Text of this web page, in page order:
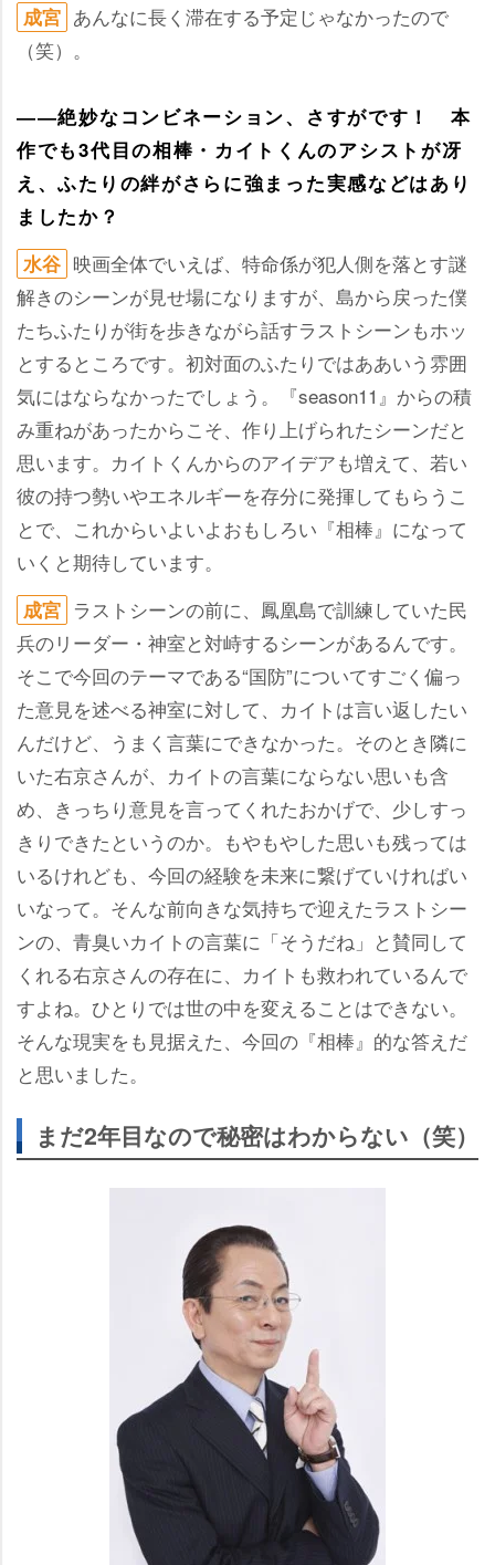
成宮 あんなに長く滞在する予定じゃなかったので
（笑）。
――絶妙なコンビネーション、さすがです！ 本
作でも3代目の相棒・カイトくんのアシストが冴
え、ふたりの絆がさらに強まった実感などはあり
ましたか？
水谷 映画全体でいえば、特命係が犯人側を落とす謎
解きのシーンが見せ場になりますが、島から戻った僕
たちふたりが街を歩きながら話すラストシーンもホッ
とするところです。初対面のふたりではああいう雰囲
気にはならなかったでしょう。『season11』からの積
み重ねがあったからこそ、作り上げられたシーンだと
思います。カイトくんからのアイデアも増えて、若い
彼の持つ勢いやエネルギーを存分に発揮してもらうこ
とで、これからいよいよおもしろい『相棒』になって
いくと期待しています。
成宮 ラストシーンの前に、鳳凰島で訓練していた民
兵のリーダー・神室と対峙するシーンがあるんです。
そこで今回のテーマである“国防”についてすごく偏っ
た意見を述べる神室に対して、カイトは言い返したい
んだけど、うまく言葉にできなかった。そのとき隣に
いた右京さんが、カイトの言葉にならない思いも含
め、きっちり意見を言ってくれたおかげで、少しすっ
きりできたというのか。もやもやした思いも残っては
いるけれども、今回の経験を未来に繋げていければい
いなって。そんな前向きな気持ちで迎えたラストシー
ンの、青臭いカイトの言葉に「そうだね」と賛同して
くれる右京さんの存在に、カイトも救われているんで
すよね。ひとりでは世の中を変えることはできない。
そんな現実をも見据えた、今回の『相棒』的な答えだ
と思いました。
まだ2年目なので秘密はわからない（笑）